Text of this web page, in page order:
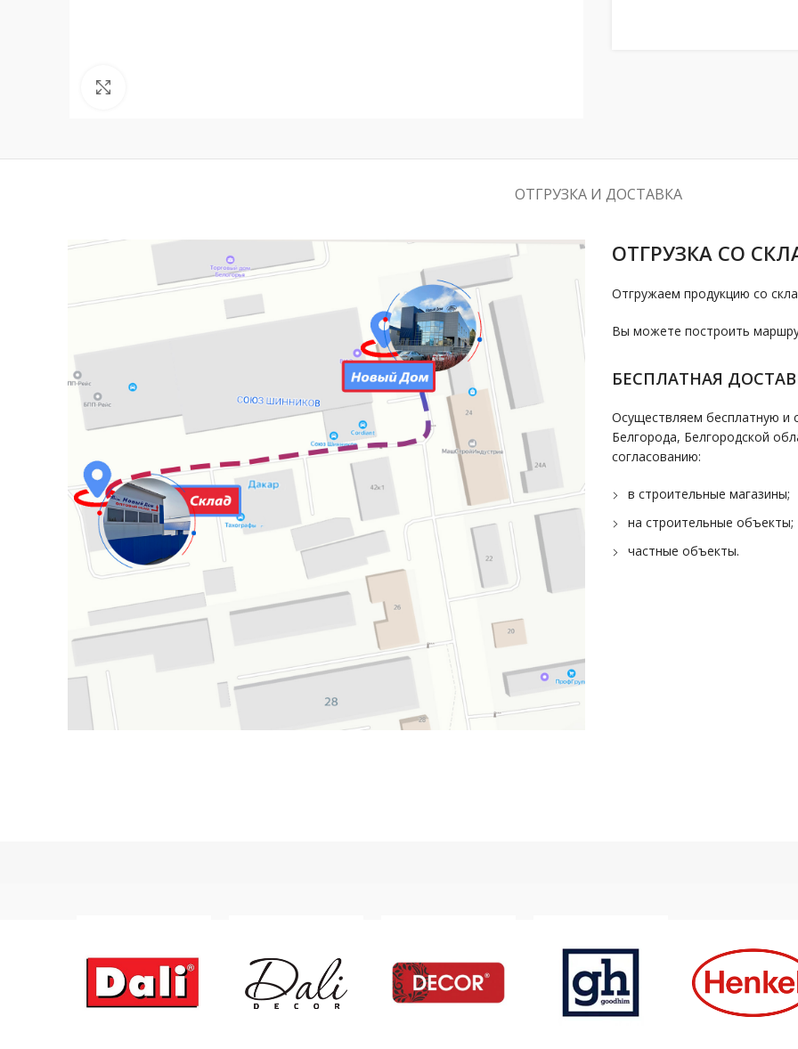
ОТГРУЗКА И ДОСТАВКА
ОТГРУЗКА СО
Отгружаем продукцию со
Вы можете построить
БЕСПЛАТНАЯ
Осуществляем бесплатную и
Белгорода, Белгородской
согласованию:
в строительные магазины;
на строительные объекты;
частные объекты.